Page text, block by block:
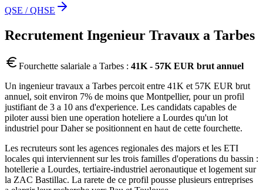
QSE / QHSE
Recrutement Ingenieur Travaux a Tarbes
Fourchette salariale a Tarbes : 41K - 57K EUR brut annuel
Un ingenieur travaux a Tarbes percoit entre 41K et 57K EUR brut
annuel, soit environ 7% de moins que Montpellier, pour un profil
justifiant de 3 a 10 ans d'experience. Les candidats capables de
piloter aussi bien une operation hoteliere a Lourdes qu'un lot
industriel pour Daher se positionnent en haut de cette fourchette.
Les recruteurs sont les agences regionales des majors et les ETI
locales qui interviennent sur les trois familles d'operations du bassin :
hotellerie a Lourdes, tertiaire-industriel aeronautique et logement sur
la ZAC Bastillac. La rarete de ce profil pousse plusieurs entreprises